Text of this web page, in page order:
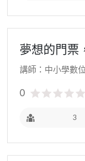
夢想的門票
講師：中小學數
0
3